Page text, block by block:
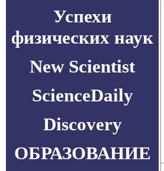
Успехи
физических наук
New Scientist
ScienceDaily
Discovery
ОБРАЗОВАНИЕ